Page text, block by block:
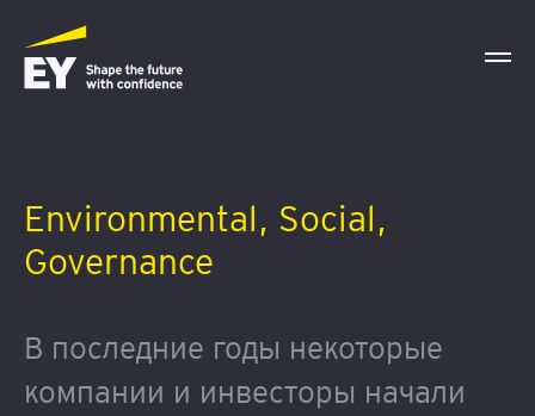
Environmental, Social,
Governance
В последние годы некоторые
компании и инвесторы начали